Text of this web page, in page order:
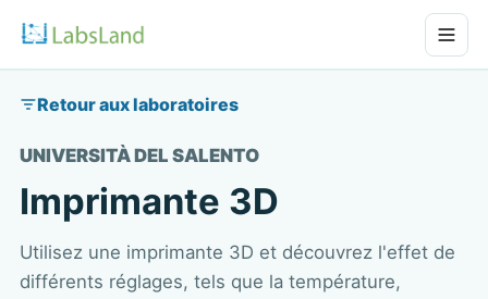
Retour aux laboratoires
UNIVERSITÀ DEL SALENTO
Imprimante 3D
Utilisez une imprimante 3D et découvrez l'effet de
différents réglages, tels que la température,